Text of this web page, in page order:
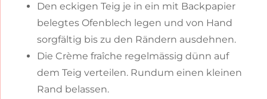
Den eckigen Teig je in ein mit Backpapier
belegtes Ofenblech legen und von Hand
sorgfältig bis zu den Rändern ausdehnen.
Die Crème fraîche regelmässig dünn auf
dem Teig verteilen. Rundum einen kleinen
Rand belassen.